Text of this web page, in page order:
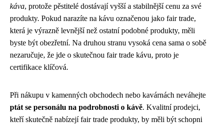
káva, protože pěstitelé dostávají vyšší a stabilnější cenu za své
produkty. Pokud narazíte na kávu označenou jako fair trade,
která je výrazně levnější než ostatní podobné produkty, měli
byste být obezřetní. Na druhou stranu vysoká cena sama o sobě
nezaručuje, že jde o skutečnou fair trade kávu, proto je
certifikace klíčová.
Při nákupu v kamenných obchodech nebo kavárnách neváhejte
ptát se personálu na podrobnosti o kávě. Kvalitní prodejci,
kteří skutečně nabízejí fair trade produkty, by měli být schopni